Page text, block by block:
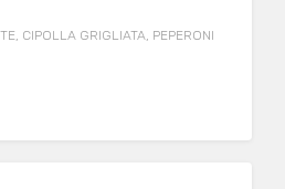
CIPOLLA GRIGLIATA, PEPERONI